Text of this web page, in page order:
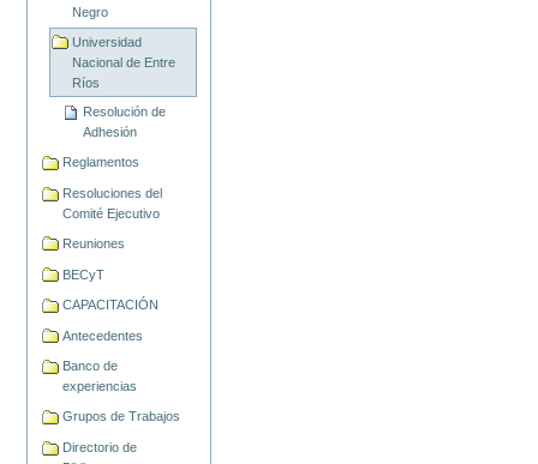
Negro
Universidad
Nacional de Entre
Ríos
Resolución de
Adhesión
Reglamentos
Resoluciones del
Comité Ejecutivo
Reuniones
BECyT
CAPACITACIÓN
Antecedentes
Banco de
experiencias
Grupos de Trabajos
Directorio de